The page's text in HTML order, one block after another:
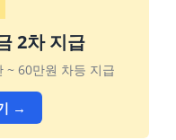
2차 지급
~ 60만원 차등 지급
→